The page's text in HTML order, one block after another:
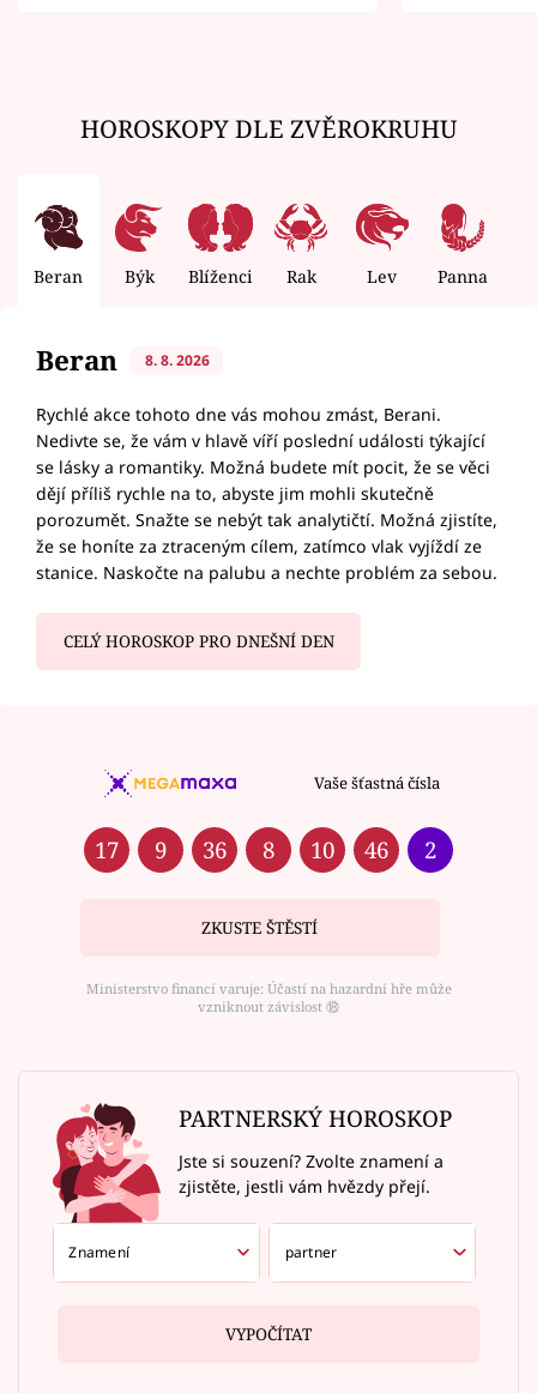
HOROSKOPY DLE ZVĚROKRUHU
Beran Býk Blíženci Rak Lev Panna
Beran 8. 8. 2026
Rychlé akce tohoto dne vás mohou zmást, Berani.
Nedivte se, že vám v hlavě víří poslední události týkající
se lásky a romantiky. Možná budete mít pocit, že se věci
dějí příliš rychle na to, abyste jim mohli skutečně
porozumět. Snažte se nebýt tak analytičtí. Možná zjistíte,
že se honíte za ztraceným cílem, zatímco vlak vyjíždí ze
stanice. Naskočte na palubu a nechte problém za sebou.
CELÝ HOROSKOP PRO DNEŠNÍ DEN
Vaše šťastná čísla
17 9 36 8 10 46 2
ZKUSTE ŠTĚSTÍ
Ministerstvo financí varuje: Účastí na hazardní hře může
vzniknout závislost ⑱
PARTNERSKÝ HOROSKOP
Jste si souzení? Zvolte znamení a
zjistěte, jestli vám hvězdy přejí.
VYPOČÍTAT